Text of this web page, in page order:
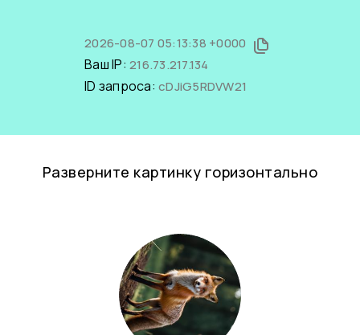
2026-08-07 05:13:38 +0000
Ваш IP: 216.73.217.134
ID запроса: cDJiG5RDVW21
Разверните картинку горизонтально